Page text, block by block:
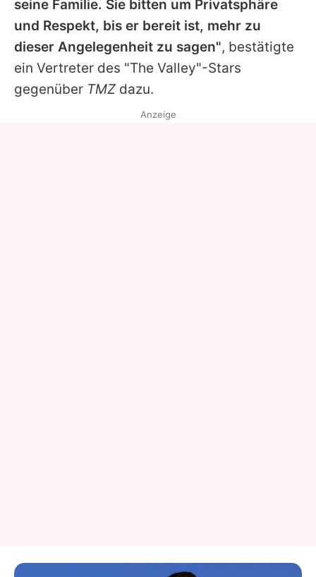
seine Familie. Sie bitten um Privatsphäre
und Respekt, bis er bereit ist, mehr zu
dieser Angelegenheit zu sagen", bestätigte
ein Vertreter des "The Valley"-Stars
gegenüber TMZ dazu.
Anzeige